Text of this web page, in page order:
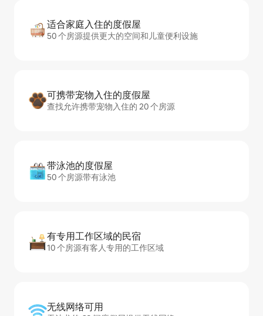
适合家庭入住的度假屋
50 个房源提供更大的空间和儿童便利设施
可携带宠物入住的度假屋
查找允许携带宠物入住的 20 个房源
带泳池的度假屋
50 个房源带有泳池
有专用工作区域的民宿
10 个房源有客人专用的工作区域
无线网络可用